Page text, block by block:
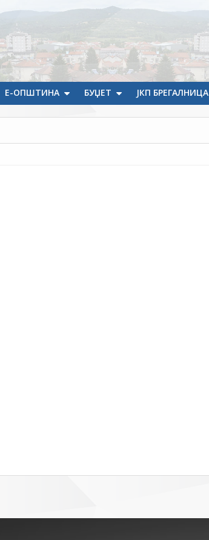
Е-ОПШТИНА БУЏЕТ ЈКП БРЕГАЛНИЦА